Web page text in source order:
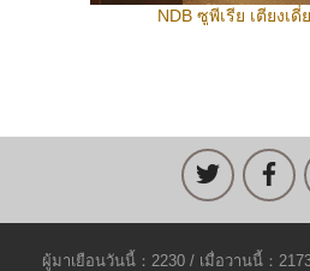
NDB ซูพีเรีย เตียงเดี่
ผู้มาเยือนวันนี้：2230 / เมื่อวานนี้：